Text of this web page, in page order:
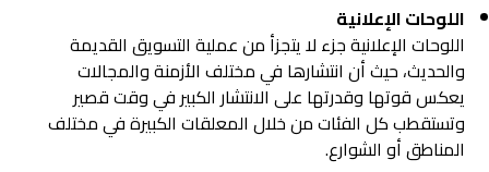
اللوحات الإعلانية
اللوحات الإعلانية جزء لا يتجزأ من عملية التسويق القديمة
والحديث، حيث أن انتشارها في مختلف الأزمنة والمجالات
يعكس قوتها وقدرتها على الانتشار الكبير في وقت قصير
وتستقطب كل الفئات من خلال المعلقات الكبيرة في مختلف
المناطق أو الشوارع.